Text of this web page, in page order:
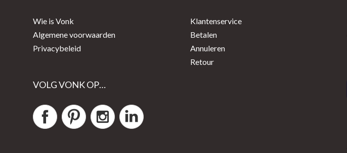
Wie is Vonk
Algemene voorwaarden
Privacybeleid
VOLG VONK OP…
Klantenservice
Betalen
Annuleren
Retour